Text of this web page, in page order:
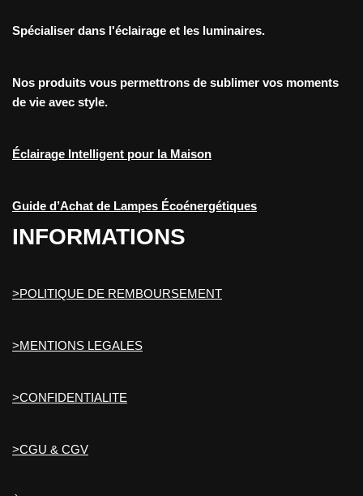
Spécialiser dans l'éclairage et les luminaires.
Nos produits vous permettrons de sublimer vos moments
de vie avec style.
Éclairage Intelligent pour la Maison
Guide d’Achat de Lampes Écoénergétiques
INFORMATIONS
>POLITIQUE DE REMBOURSEMENT
>MENTIONS LEGALES
>CONFIDENTIALITE
>CGU & CGV